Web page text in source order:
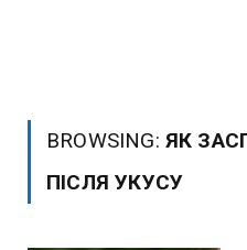
BROWSING: ЯК
ПІСЛЯ УКУСУ